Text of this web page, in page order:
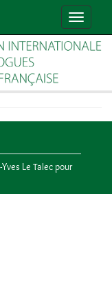
Le Talec pour